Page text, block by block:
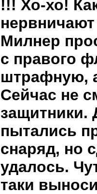
!!! Хо-хо!
Милнер
с правого
штрафную,
Сейчас не
защитники.
пытались
снаряд, но
удалось.
таки